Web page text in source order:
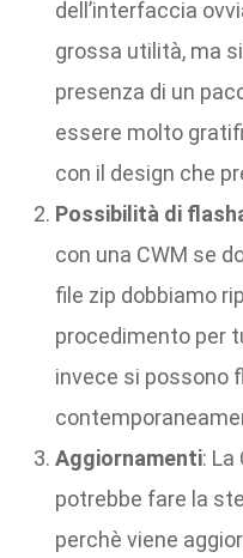
dell’interfaccia
grossa utilità, ma
presenza di un
essere molto
con il design che
Possibilità di
con una CWM se
file zip dobbiamo
procedimento per
invece si possono
Aggiornamenti:
potrebbe fare la
perchè viene